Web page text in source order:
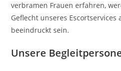
verbramen Frauen erfahren,
Geflecht unseres Escortservices
beeindruckt sein.
Unsere